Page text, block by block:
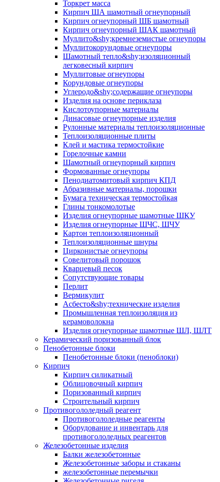
Торкрет масса
Кирпич ША шамотный огнеупорный
Кирпич огнеупорный ШБ шамотный
Кирпич огнеупорный ШАК шамотный
Муллито&shy;­кремнеземистые огнеупоры
Муллито­корундовые огнеупоры
Шамотный тепло&shy;изоляционный
легковесный кирпич
Муллитовые огнеупоры
Корундовые огнеупоры
Углеродо&shy;содержащие огнеупоры
Изделия на основе периклаза
Кислотоупорные материалы
Динасовые огнеупорные изделия
Рулонные материалы теплоизоляционные
Тепло­изоляционные плиты
Клей и мастика термостойкие
Горелочные камни
Шамотный огнеупорный кирпич
Формованные огнеупоры
Пенодиатомитовый кирпич КПД
Абразивные материалы, порошки
Бумага техническая термостойкая
Глины тонкомолотые
Изделия огнеупорные шамотные ШКУ
Изделия огнеупорные ШЧС, ШЧУ
Картон теплоизоляционный
Теплоизоляционные шнуры
Цирконистые огнеупоры
Совелитовый порошок
Кварцевый песок
Сопутствующие товары
Перлит
Вермикулит
Асбесто&shy;технические изделия
Промышленная теплоизоляция из
керамоволокна
Изделия огнеупорные шамотные ШЛ, ШЛТ
Керамический поризованный блок
Пенобетонные блоки
Пенобетонные блоки (пеноблоки)
Кирпич
Кирпич силикатный
Облицовочный кирпич
Поризованный кирпич
Строительный кирпич
Противогололедный реагент
Противогололедные реагенты
Оборудование и инвентарь для
противогололедных реагентов
Железобетонные изделия
Балки железобетонные
Железобетонные заборы и стаканы
железобетонные перемычки